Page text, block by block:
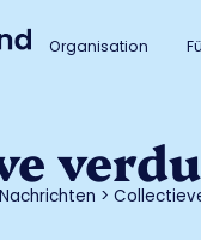
Organisation
Nachrichten >